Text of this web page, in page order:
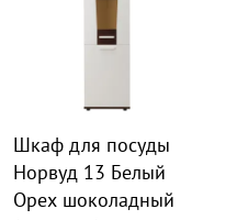
Шкаф для посуды
Норвуд 13 Белый
Орех шоколадный